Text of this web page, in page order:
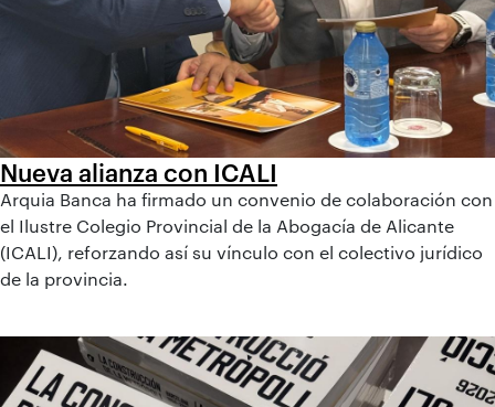
Nueva alianza con ICALI
Arquia Banca ha firmado un convenio de colaboración con
el Ilustre Colegio Provincial de la Abogacía de Alicante
(ICALI), reforzando así su vínculo con el colectivo jurídico
de la provincia.